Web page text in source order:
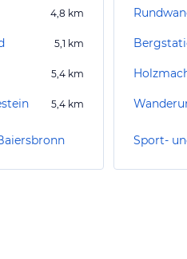
4,8 km
5,1 km
5,4 km
5,4 km